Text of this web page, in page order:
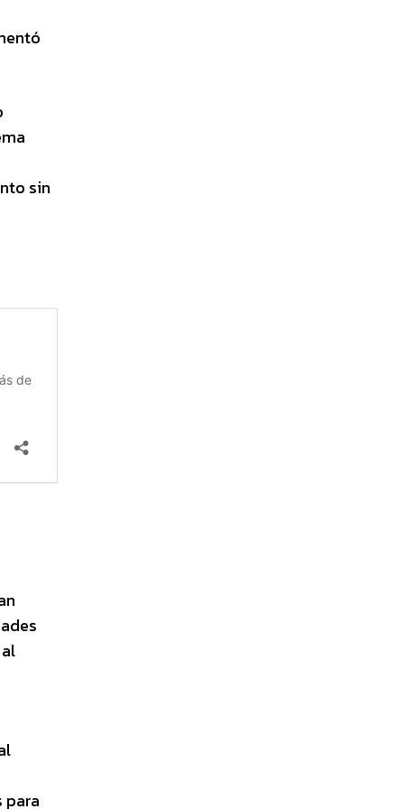
sin
para